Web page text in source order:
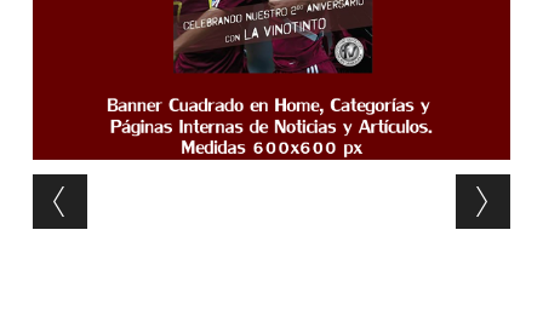
Post navigation